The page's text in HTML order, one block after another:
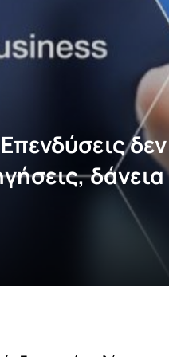
δεν
δάνεια